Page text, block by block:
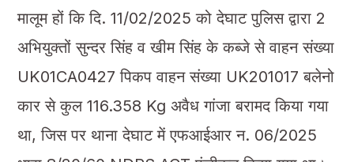
मालूम हों कि दि. 11/02/2025 को देघाट पुलिस द्वारा 2
अभियुक्तों सुन्दर सिंह व खीम सिंह के कब्जे से वाहन संख्या
UK01CA0427 पिकप वाहन संख्या UK201017 बलेनो
कार से कुल 116.358 Kg अवैध गांजा बरामद किया गया
था, जिस पर थाना देघाट में एफआईआर न. 06/2025